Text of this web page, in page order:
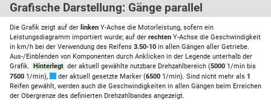
Grafische Darstellung: Gänge parallel
Die Grafik zeigt auf der linken Y-Achse die Motorleistung, sofern ein
Leistungsdiagramm importiert wurde; auf der rechten Y-Achse die Geschwindigkeit
in km/h bei der Verwendung des Reifens 3.50-10 in allen Gängen aller Getriebe.
Aus-/Einblenden von Komponenten durch Anklicken in der Legende unterhalb der
Grafik. Hinterlegt der aktuell gewählte nutzbare Drehzahlbereich (5000 1/min bis
7500 1/min), der aktuell gesetzte Marker (6500 1/min). Sind nicht mehr als 1
Reifen gewählt, werden auch die Geschwindigkeiten in allen Gängen beim Erreichen
der Obergrenze des definierten Drehzahlbandes angezeigt.